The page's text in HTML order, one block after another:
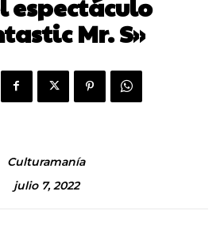
espectáculo
Mr. S»
Culturamanía
julio 7, 2022